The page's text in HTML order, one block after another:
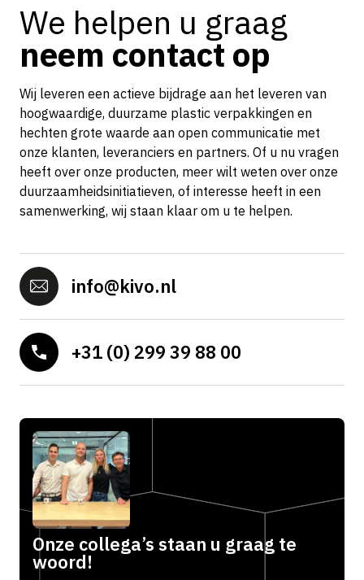
We helpen u graag
neem contact op
Wij leveren een actieve bijdrage aan het leveren van
hoogwaardige, duurzame plastic verpakkingen en
hechten grote waarde aan open communicatie met
onze klanten, leveranciers en partners. Of u nu vragen
heeft over onze producten, meer wilt weten over onze
duurzaamheidsinitiatieven, of interesse heeft in een
samenwerking, wij staan klaar om u te helpen.
info@kivo.nl
+31 (0) 299 39 88 00
Onze collega’s staan u graag te
woord!